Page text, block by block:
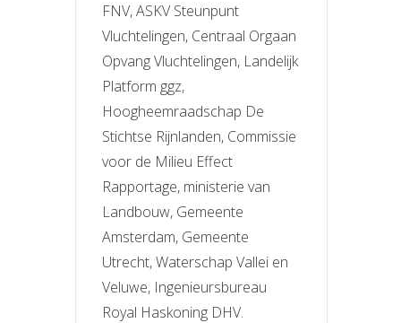
FNV, ASKV Steunpunt
Vluchtelingen, Centraal Orgaan
Opvang Vluchtelingen, Landelijk
Platform ggz,
Hoogheemraadschap De
Stichtse Rijnlanden, Commissie
voor de Milieu Effect
Rapportage, ministerie van
Landbouw, Gemeente
Amsterdam, Gemeente
Utrecht, Waterschap Vallei en
Veluwe, Ingenieursbureau
Royal Haskoning DHV.